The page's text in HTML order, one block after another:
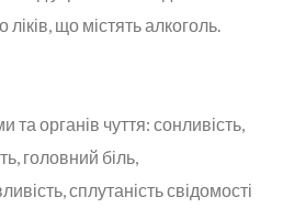
що містять алкоголь.
та органів чуття: сонливість,
головний біль,
сплутаність свідомості